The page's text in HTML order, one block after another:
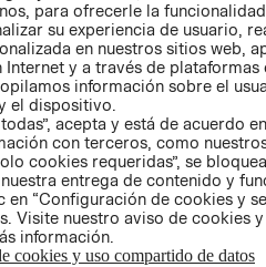
CON
- RETIRO EN
TIENDA
TÉRMINOS Y
CONDICIONES
PRIVACIDAD
GIFT CARD
AVISO DE
COOKIES
para ofrecerle la
su experiencia de usuario,
en nuestros sitios web,
y a través de plataformas
información sobre el
el dispositivo.
acepta y está de acuerdo
con terceros, como
cookies requeridas”, se
entrega de contenido y
en “Configuración de cookies y
Visite nuestro aviso de cookies
información.
cookies y uso compartido de datos